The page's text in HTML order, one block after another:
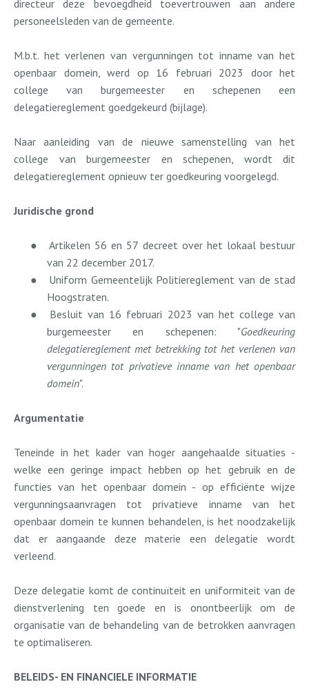
directeur deze bevoegdheid toevertrouwen aan andere
personeelsleden van de gemeente.
M.b.t. het verlenen van vergunningen tot inname van het
openbaar domein, werd op 16 februari 2023 door het
college van burgemeester en schepenen een
delegatiereglement goedgekeurd (bijlage).
Naar aanleiding van de nieuwe samenstelling van het
college van burgemeester en schepenen, wordt dit
delegatiereglement opnieuw ter goedkeuring voorgelegd.
Juridische grond
●
Artikelen 56 en 57 decreet over het lokaal bestuur
van 22 december 2017.
●
Uniform Gemeentelijk Politiereglement van de stad
Hoogstraten.
●
Besluit van 16 februari 2023 van het college van
burgemeester en schepenen: "Goedkeuring
delegatiereglement met betrekking tot het verlenen van
vergunningen tot privatieve inname van het openbaar
domein".
Argumentatie
Teneinde in het kader van hoger aangehaalde situaties -
welke een geringe impact hebben op het gebruik en de
functies van het openbaar domein - op efficiënte wijze
vergunningsaanvragen tot privatieve inname van het
openbaar domein te kunnen behandelen, is het noodzakelijk
dat er aangaande deze materie een delegatie wordt
verleend.
Deze delegatie komt de continuïteit en uniformiteit van de
dienstverlening ten goede en is onontbeerlijk om de
organisatie van de behandeling van de betrokken aanvragen
te optimaliseren.
BELEIDS- EN FINANCIELE INFORMATIE